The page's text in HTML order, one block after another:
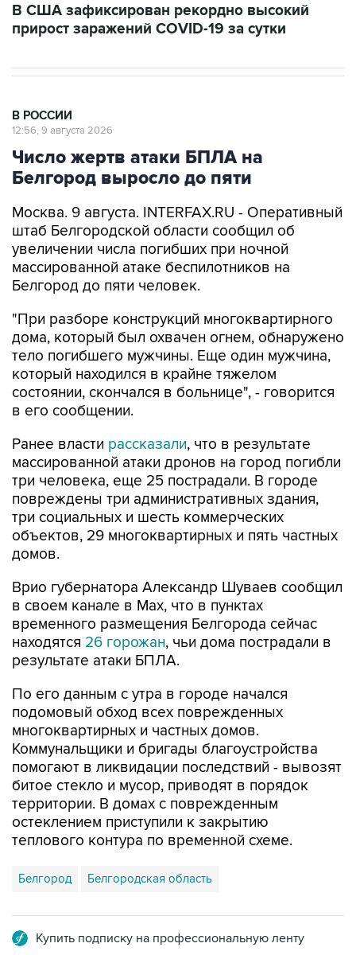
В США зафиксирован рекордно высокий
прирост заражений COVID-19 за сутки
В РОССИИ
12:56, 9 августа 2026
Число жертв атаки БПЛА на
Белгород выросло до пяти
Москва. 9 августа. INTERFAX.RU - Оперативный
штаб Белгородской области сообщил об
увеличении числа погибших при ночной
массированной атаке беспилотников на
Белгород до пяти человек.
"При разборе конструкций многоквартирного
дома, который был охвачен огнем, обнаружено
тело погибшего мужчины. Еще один мужчина,
который находился в крайне тяжелом
состоянии, скончался в больнице", - говорится
в его сообщении.
Ранее власти рассказали, что в результате
массированной атаки дронов на город погибли
три человека, еще 25 пострадали. В городе
повреждены три административных здания,
три социальных и шесть коммерческих
объектов, 29 многоквартирных и пять частных
домов.
Врио губернатора Александр Шуваев сообщил
в своем канале в Мах, что в пунктах
временного размещения Белгорода сейчас
находятся 26 горожан, чьи дома пострадали в
результате атаки БПЛА.
По его данным с утра в городе начался
подомовый обход всех поврежденных
многоквартирных и частных домов.
Коммунальщики и бригады благоустройства
помогают в ликвидации последствий - вывозят
битое стекло и мусор, приводят в порядок
территории. В домах с поврежденным
остеклением приступили к закрытию
теплового контура по временной схеме.
Белгород Белгородская область
Купить подписку на профессиональную ленту